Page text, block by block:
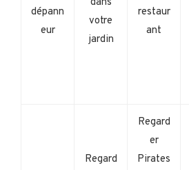
dépann
eur
votre
jardin
restaur
ant
Regard
Regard
er
Pirates